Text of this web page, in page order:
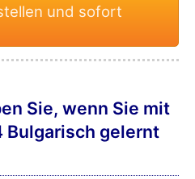
und sofort
Sie, wenn Sie mit
Bulgarisch gelernt